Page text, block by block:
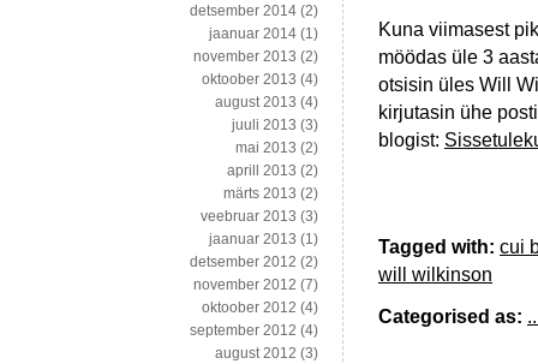
Kuna viimasest
möödas üle 3
otsisin üles Will
kirjutasin ühe
blogist:
Tagged with: cui
will wilkinson
Categorised as:
detsember 2014 (2)
jaanuar 2014 (1)
november 2013 (2)
oktoober 2013 (4)
august 2013 (4)
juuli 2013 (3)
mai 2013 (2)
aprill 2013 (2)
märts 2013 (2)
veebruar 2013 (3)
jaanuar 2013 (1)
detsember 2012 (2)
november 2012 (7)
oktoober 2012 (4)
september 2012 (4)
august 2012 (3)